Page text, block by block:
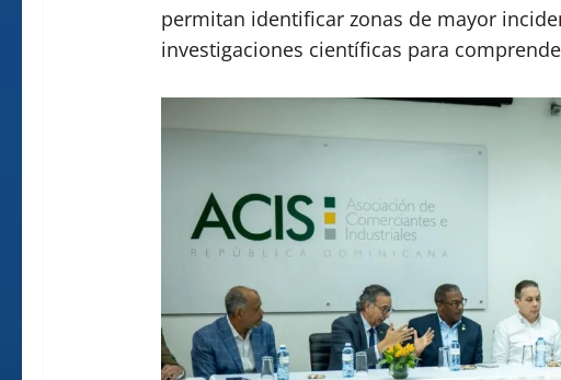
permitan identificar zonas de mayor
investigaciones científicas para